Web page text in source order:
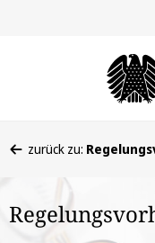
befinden
hier:
zurück zu: